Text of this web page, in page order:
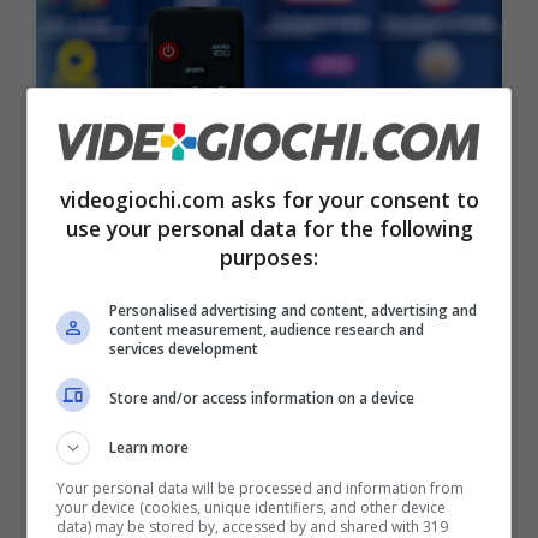
Se la smart tv diventa lenta, la soluzione è a portata di click
– videogiochi.com
Tantissimi modelli di smart tv, adesso, per
sostenere il proprio ecosistema, hanno tutta
una serie di spot pubblicitari che, un po’ come
succede su internet, appaiono da ogni angolo.
videogiochi.com asks for your consent to
use your personal data for the following
purposes:
Personalised advertising and content, advertising and
content measurement, audience research and
services development
Store and/or access information on a device
Learn more
Your personal data will be processed and information from
your device (cookies, unique identifiers, and other device
data) may be stored by, accessed by and shared with 319